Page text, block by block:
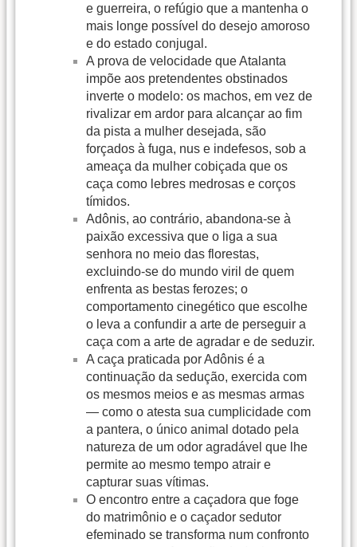
e guerreira, o refúgio que a mantenha o
mais longe possível do desejo amoroso
e do estado conjugal.
A prova de velocidade que Atalanta
impõe aos pretendentes obstinados
inverte o modelo: os machos, em vez de
rivalizar em ardor para alcançar ao fim
da pista a mulher desejada, são
forçados à fuga, nus e indefesos, sob a
ameaça da mulher cobiçada que os
caça como lebres medrosas e corços
tímidos.
Adônis, ao contrário, abandona-se à
paixão excessiva que o liga a sua
senhora no meio das florestas,
excluindo-se do mundo viril de quem
enfrenta as bestas ferozes; o
comportamento cinegético que escolhe
o leva a confundir a arte de perseguir a
caça com a arte de agradar e de seduzir.
A caça praticada por Adônis é a
continuação da sedução, exercida com
os mesmos meios e as mesmas armas
— como o atesta sua cumplicidade com
a pantera, o único animal dotado pela
natureza de um odor agradável que lhe
permite ao mesmo tempo atrair e
capturar suas vítimas.
O encontro entre a caçadora que foge
do matrimônio e o caçador sedutor
efeminado se transforma num confronto